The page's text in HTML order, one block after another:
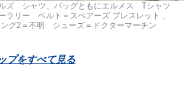
ズ シャツ、バッグともにエルメス Tシャツ
ラリー ベルト＝スぺアーズ ブレスレット 、
ング2＝不明 シューズ＝ドクターマーチン
プをすべて見る